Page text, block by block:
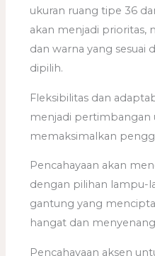
ukuran ruang tipe 36
akan menjadi prioritas,
dan warna yang sesuai
dipilih.
Fleksibilitas dan
menjadi pertimbangan
memaksimalkan
Pencahayaan akan
dengan pilihan lampu-
gantung yang
hangat dan
Pencahayaan aksen